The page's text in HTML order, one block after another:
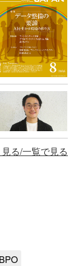
見る/一覧で見る
BPO